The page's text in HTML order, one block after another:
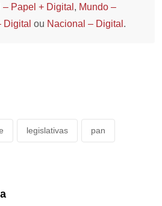
Papel + Digital , Mundo –
Digital ou Nacional – Digital .
legislativas pan